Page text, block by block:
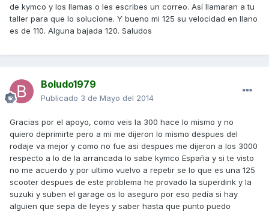
de kymco y los llamas o les escribes un correo. Así llamaran a tu
taller para que lo solucione. Y bueno mi 125 su velocidad en llano
es de 110. Alguna bajada 120. Saludos
Boludo1979
Publicado 3 de Mayo del 2014
Gracias por el apoyo, como veis la 300 hace lo mismo y no
quiero deprimirte pero a mi me dijeron lo mismo despues del
rodaje va mejor y como no fue asi despues me dijeron a los 3000
respecto a lo de la arrancada lo sabe kymco España y si te visto
no me acuerdo y por ultimo vuelvo a repetir se lo que es una 125
scooter despues de este problema he provado la superdink y la
suzuki y suben el garage os lo aseguro por eso pedía si hay
alguien que sepa de leyes y saber hasta que punto puedo